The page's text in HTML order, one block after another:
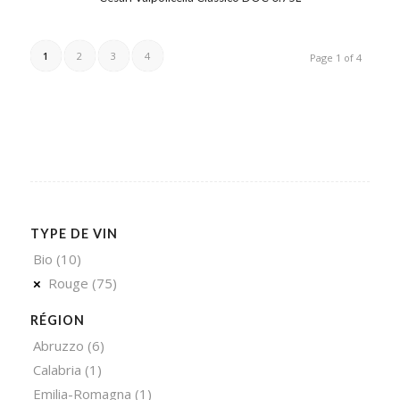
Page 1 of 4
1 2 3 4
TYPE DE VIN
Bio (10)
Rouge (75)
RÉGION
Abruzzo (6)
Calabria (1)
Emilia-Romagna (1)